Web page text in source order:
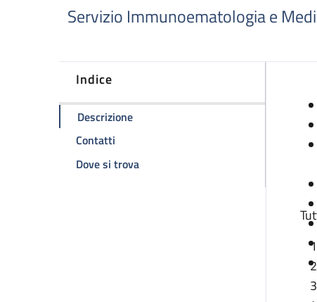
Servizio Immunoematologia e
Indice
Descrizionedella pagina Distribuzione
Contatti della pagina Distribuzione emocomponenti
Dove si trovadella pagina Distribuzione